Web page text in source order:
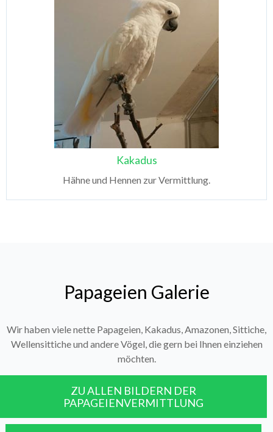
Kakadus
Hähne und Hennen zur Vermittlung.
Papageien Galerie
Wir haben viele nette Papageien, Kakadus, Amazonen, Sittiche,
Wellensittiche und andere Vögel, die gern bei Ihnen einziehen
möchten.
ZU ALLEN BILDERN DER
PAPAGEIENVERMITTLUNG